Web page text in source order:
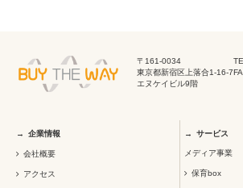
〒161-0034
東京都新宿区上落合1-16-7
エヌケイビル9階
企業情報
会社概要
アクセス
サービス
メディア事業
保育box